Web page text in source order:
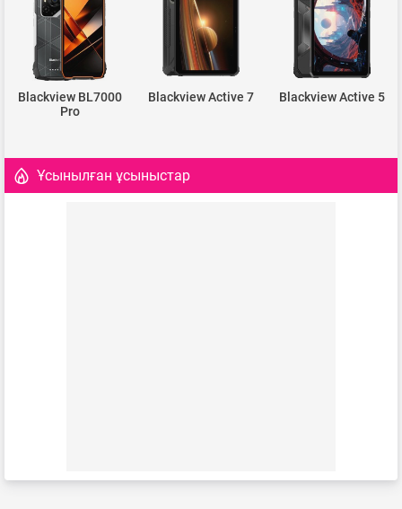
Blackview BL7000
Pro
Blackview Active 7 Blackview Active 5
Ұсынылған ұсыныстар